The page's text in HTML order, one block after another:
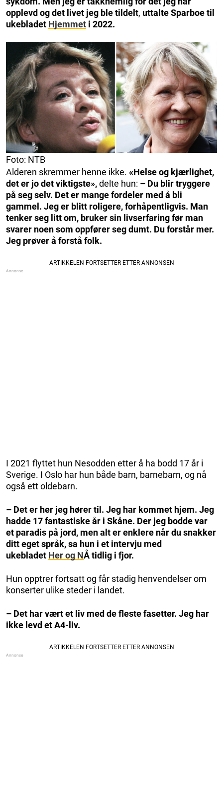
opplevd og det livet jeg ble tildelt, uttalte Sparboe til
ukebladet Hjemmet i 2022.
Foto: NTB
Alderen skremmer henne ikke. «Helse og kjærlighet,
det er jo det viktigste»,delte hun: – Du blir tryggere
på seg selv. Det er mange fordeler med å bli
gammel. Jeg er blitt roligere, forhåpentligvis. Man
tenker seg litt om, bruker sin livserfaring før man
svarer noen som oppfører seg dumt. Du forstår mer.
Jeg prøver å forstå folk.
I 2021 flyttet hun Nesodden etter å ha bodd 17 år i
Sverige. I Oslo har hun både barn, barnebarn, og nå
også ett oldebarn.
– Det er her jeg hører til. Jeg har kommet hjem. Jeg
hadde 17 fantastiske år i Skåne. Der jeg bodde var
et paradis på jord, men alt er enklere når du snakker
ditt eget språk, sa hun i et intervju med
ukebladet Her og NÅ tidlig i fjor.
Hun opptrer fortsatt og får stadig henvendelser om
konserter ulike steder i landet.
– Det har vært et liv med de fleste fasetter. Jeg har
ikke levd et A4-liv.